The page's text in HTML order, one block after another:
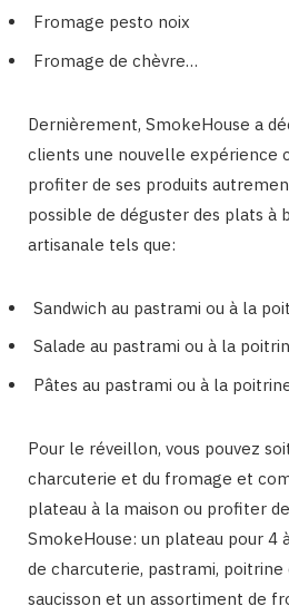
Fromage pesto noix
Fromage de chèvre…
Dernièrement, SmokeHouse a
clients une nouvelle expérience
profiter de ses produits
possible de déguster des plats à
artisanale tels que:
Sandwich au pastrami ou à la
Salade au pastrami ou à la
Pâtes au pastrami ou à la
Pour le réveillon, vous pouvez
charcuterie et du fromage et
plateau à la maison ou profiter
SmokeHouse: un plateau pour 4
de charcuterie, pastrami, poitrine
saucisson et un assortiment de